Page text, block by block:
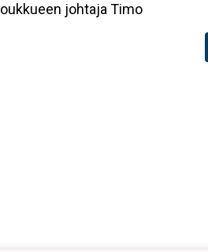
johtaja Timo